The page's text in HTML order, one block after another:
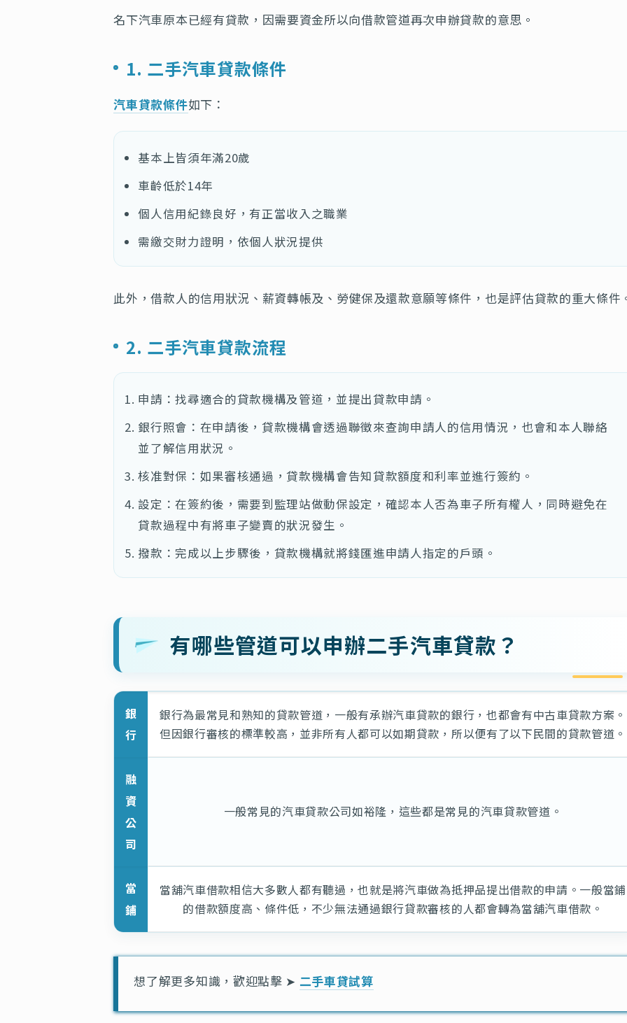
名下汽車原本已經有貸款，因需要資金所以向借款管道再次申辦貸款的意思。
1. 二手汽車貸款條件
汽車貸款條件如下：
基本上皆須年滿20歲
車齡低於14年
個人信用紀錄良好，有正當收入之職業
需繳交財力證明，依個人狀況提供
此外，借款人的信用狀況、薪資轉帳及、勞健保及還款意願等條件，也是評估貸款的重大條件
2. 二手汽車貸款流程
申請：找尋適合的貸款機構及管道，並提出貸款申請。
銀行照會：在申請後，貸款機構會透過聯徵來查詢申請人的信用情況，也會和本人聯絡
並了解信用狀況。
核准對保：如果審核通過，貸款機構會告知貸款額度和利率並進行簽約。
設定：在簽約後，需要到監理站做動保設定，確認本人否為車子所有權人，同時避免在
貸款過程中有將車子變賣的狀況發生。
撥款：完成以上步驟後，貸款機構就將錢匯進申請人指定的戶頭。
有哪些管道可以申辦二手汽車貸款？
銀
行
銀行為最常見和熟知的貸款管道，一般有承辦汽車貸款的銀行，也都會有中古車貸款方案。
但因銀行審核的標準較高，並非所有人都可以如期貸款，所以便有了以下民間的貸款管道。
融
資
公
司
一般常見的汽車貸款公司如裕隆，這些都是常見的汽車貸款管道。
當
鋪
當舖汽車借款相信大多數人都有聽過，也就是將汽車做為抵押品提出借款的申請。一般當鋪
的借款額度高、條件低，不少無法通過銀行貸款審核的人都會轉為當舖汽車借款。
想了解更多知識，歡迎點擊 ➤ 二手車貸試算